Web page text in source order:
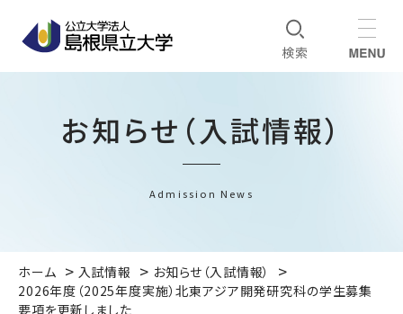
お知らせ（入試情報）
Admission News
ホーム 入試情報
お知らせ（入試情報）
2026年度（2025年度実施）北東アジア開発研究科の学生募集
要項を更新しました